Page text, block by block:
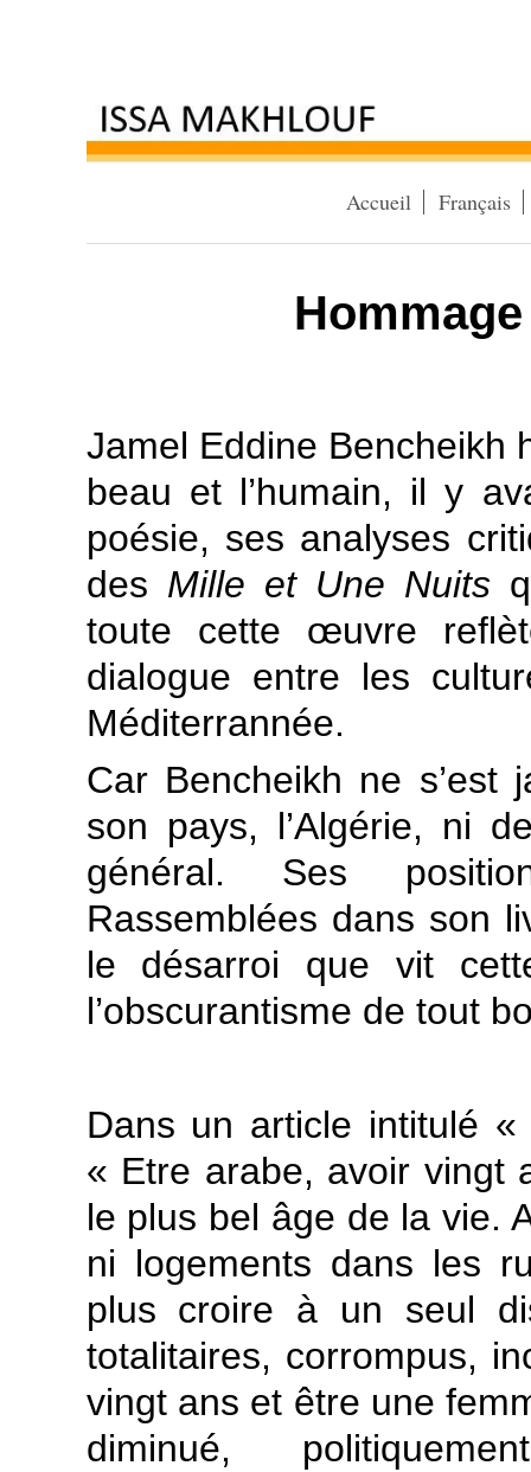
Accueil Français
Jamel Eddine Bencheikh
beau et l’humain, il y
poésie, ses analyses
des Mille et Une Nuits
toute cette œuvre
dialogue entre les
Méditerrannée.
Car Bencheikh ne s’est
son pays, l’Algérie, ni
général. Ses
Rassemblées dans son
le désarroi que vit
l’obscurantisme de tout
Dans un article intitulé
« Etre arabe, avoir vingt
le plus bel âge de la vie.
ni logements dans les
plus croire à un seul
totalitaires, corrompus,
vingt ans et être une
diminué,